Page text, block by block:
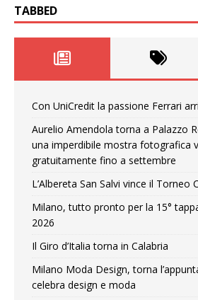
TABBED
Con UniCredit la passione Ferrari
Aurelio Amendola torna a Palazzo
una imperdibile mostra fotografica
gratuitamente fino a settembre
L’Albereta San Salvi vince il Torneo
Milano, tutto pronto per la 15°
2026
Il Giro d’Italia torna in Calabria
Milano Moda Design, torna
celebra design e moda